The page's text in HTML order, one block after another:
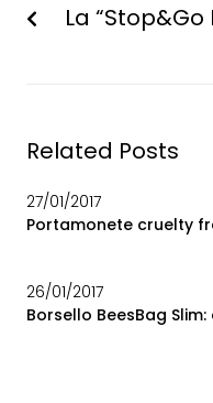
La
Related Posts
27/01/2017
Portamonete cruelty
26/01/2017
Borsello BeesBag